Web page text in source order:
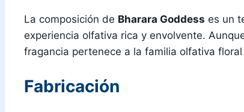
La composición de Bharara Goddess es un
experiencia olfativa rica y envolvente.
fragancia pertenece a la familia olfativa
Fabricación